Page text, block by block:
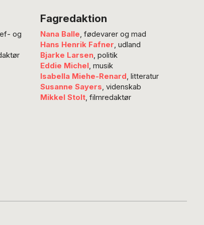
men
er
stemte
og
Fagredaktion
Nana Balle, fødevarer og mad
Hans Henrik Fafner, udland
Bjarke Larsen, politik
Eddie Michel, musik
Isabella Miehe-Renard, litteratur
Susanne Sayers, videnskab
Mikkel Stolt, filmredaktør